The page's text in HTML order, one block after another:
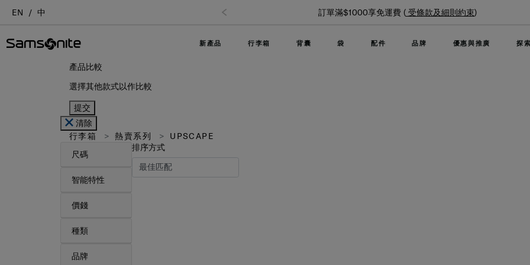
EN 中 訂單滿$1000享免運費 ( 受條款及細則約束)
新產品 行李箱 背囊 袋 配件 品牌 優惠與推廣 探索
產品比較
選擇其他款式以作比較
提交
清除
行李箱
熱賣系列
UPSCAPE
尺碼
智能特性
價錢
種類
品牌
排序方式